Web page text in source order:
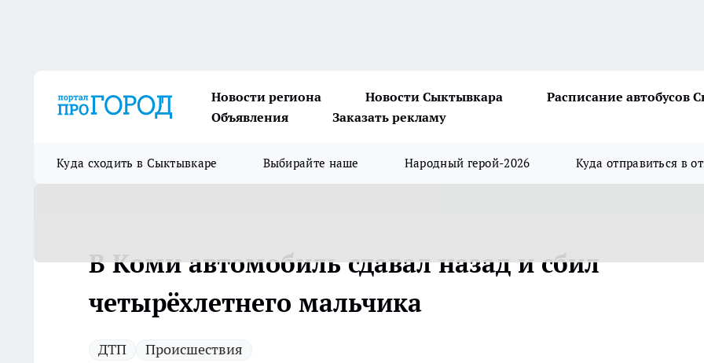
Новости региона Новости Сыктывкара
Расписание автобусов
Объявления
Заказать рекламу
Куда сходить в Сыктывкаре Выбирайте наше Народный герой-2026 Куда отправиться в
В Коми автомобиль сдавал назад и сбил
четырёхлетнего мальчика
ДТП Происшествия